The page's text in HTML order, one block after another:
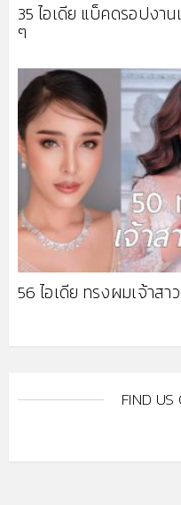
35 ไอเดีย แบ็คดรอปงา
ๆ
56 ไอเดีย ทรงผมเจ้าส
FIND US